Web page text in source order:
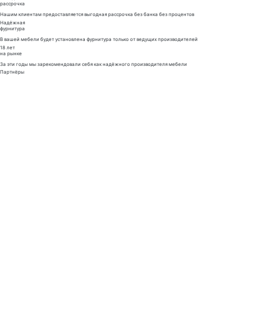
рассрочка
Нашим клиентам предоставляется выгодная рассрочка без банка без процентов
Надёжная
фурнитура
В вашей мебели будет установлена фурнитура только от ведущих производителей
18 лет
на рынке
За эти годы мы зарекомендовали себя как надёжного производителя мебели
Партнёры